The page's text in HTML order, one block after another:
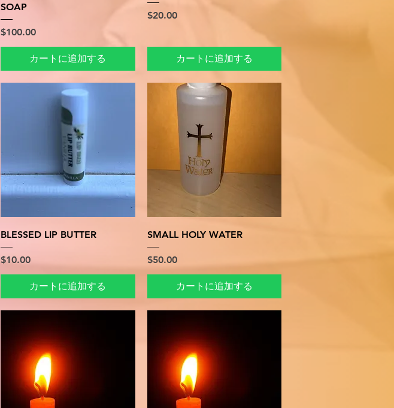
SOAP
価格
$100.00
カートに追加する
価格
$20.00
カートに追加する
クイックビュー
BLESSED LIP BUTTER
価格
$10.00
カートに追加する
クイックビュー
SMALL HOLY WATER
価格
$50.00
カートに追加する